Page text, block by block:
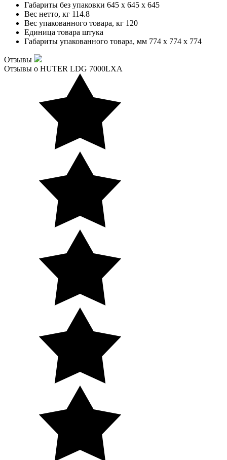
Габариты без упаковки 645 x 645 x 645
Вес нетто, кг 114.8
Вес упакованного товара, кг 120
Единица товара штука
Габариты упакованного товара, мм 774 x 774 x 774
Отзывы
Отзывы о HUTER LDG 7000LXA